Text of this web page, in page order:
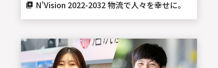
N’Vision 2022-2032 物流で人々を幸せに。